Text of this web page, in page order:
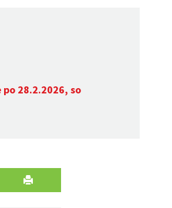
28.2.2026, so